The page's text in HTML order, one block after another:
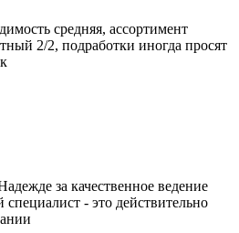
средняя, ассортимент
2/2, подработки иногда просят
за качественное ведение
- это действительно